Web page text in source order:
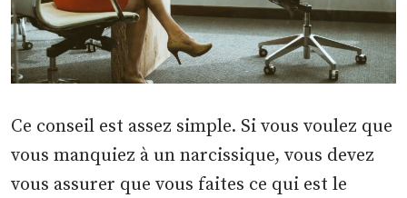
Ce conseil est assez simple. Si vous voulez que
vous manquiez à un narcissique, vous devez
vous assurer que vous faites ce qui est le